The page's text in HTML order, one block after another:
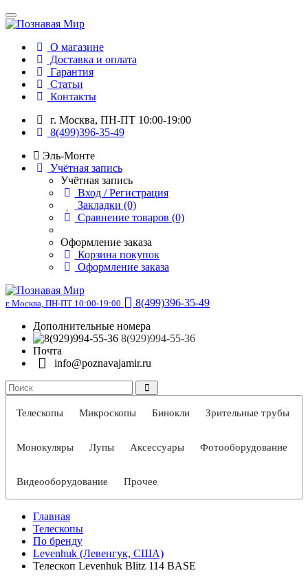
О магазине
Доставка и оплата
Гарантия
Статьи
Контакты
г. Москва, ПН-ПТ 10:00-19:00
8(499)396-35-49
Эль-Монте
Учётная запись
Учётная запись
Вход / Регистрация
Закладки (0)
Сравнение товаров (0)
Оформление заказа
Корзина покупок
Оформление заказа
г. Москва, ПН-ПТ 10:00-19:00
8(499)396-35-49
Дополнительные номера
8(929)994-55-36
Почта
info@poznavajamir.ru
Телескопы Микроскопы Бинокли Зрительные трубы
Монокуляры Лупы Аксессуары Фотооборудование
Видеооборудование Прочее
Главная
Телескопы
По бренду
Levenhuk (Левенгук, США)
Телескоп Levenhuk Blitz 114 BASE